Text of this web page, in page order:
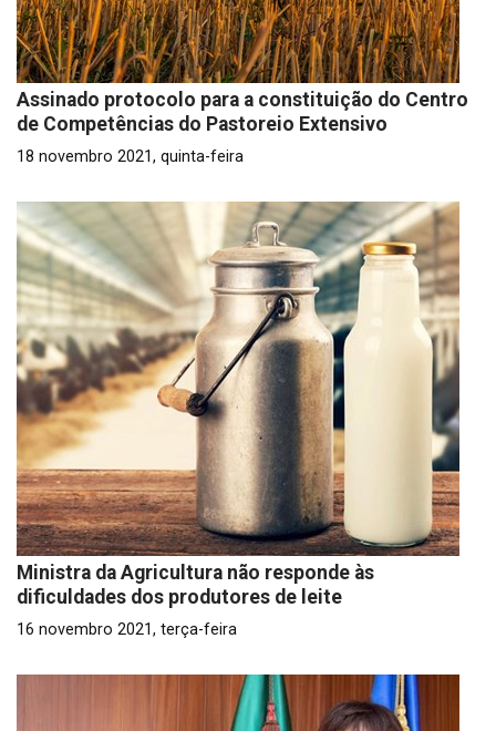
Assinado protocolo para a constituição do Centro
de Competências do Pastoreio Extensivo
18 novembro 2021, quinta-feira
Ministra da Agricultura não responde às
dificuldades dos produtores de leite
16 novembro 2021, terça-feira